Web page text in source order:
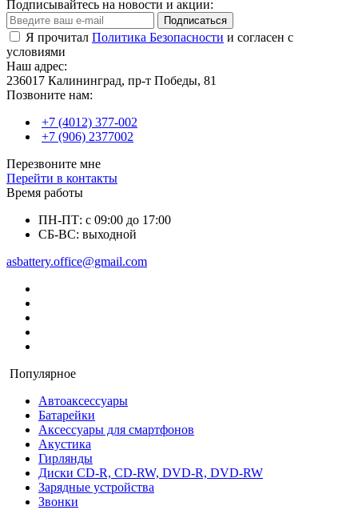
Подписывайтесь на новости и акции:
Подписаться
Я прочитал Политика Безопасности и согласен с
условиями
Наш адрес:
236017 Калининград,​ пр-т Победы, 81
Позвоните нам:
+7 (4012) 377-002
+7 (906) 2377002
Перезвоните мне
Перейти в контакты
Время работы
ПН-ПТ: с 09:00 до 17:00
СБ-ВС: выходной
asbattery.office@gmail.com
Популярное
Автоаксессуары
Батарейки
Аксессуары для смартфонов
Акустика
Гирлянды
Диски CD-R, CD-RW, DVD-R, DVD-RW
Зарядные устройства
Звонки